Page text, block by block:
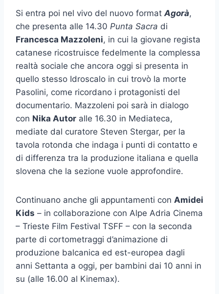
Si entra poi nel vivo del nuovo format Agorà,
che presenta alle 14.30 Punta Sacra di
Francesca Mazzoleni, in cui la giovane regista
catanese ricostruisce fedelmente la complessa
realtà sociale che ancora oggi si presenta in
quello stesso Idroscalo in cui trovò la morte
Pasolini, come ricordano i protagonisti del
documentario. Mazzoleni poi sarà in dialogo
con Nika Autor alle 16.30 in Mediateca,
mediate dal curatore Steven Stergar, per la
tavola rotonda che indaga i punti di contatto e
di differenza tra la produzione italiana e quella
slovena che la sezione vuole approfondire.
Continuano anche gli appuntamenti con Amidei
Kids – in collaborazione con Alpe Adria Cinema
– Trieste Film Festival TSFF – con la seconda
parte di cortometraggi d’animazione di
produzione balcanica ed est-europea dagli
anni Settanta a oggi, per bambini dai 10 anni in
su (alle 16.00 al Kinemax).